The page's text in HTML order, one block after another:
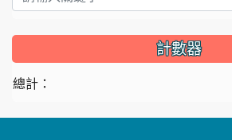
計數器
總計：